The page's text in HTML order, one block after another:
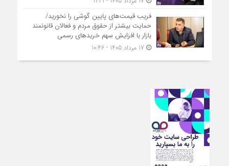
فریب قیمت‌های پایین گوشی را نخورید/
حمایت بیشتر از حقوق مردم و فعالان قانونمند
بازار با افزایش سهم خریدهای رسمی